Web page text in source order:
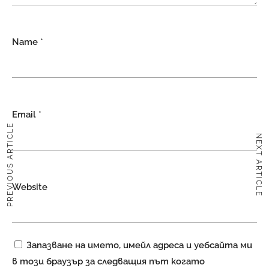
Name *
Email *
Website
Запазване на името, имейл адреса и уебсайта ми
в този браузър за следващия път когато
PREVIOUS ARTICLE NEXT ARTICLE